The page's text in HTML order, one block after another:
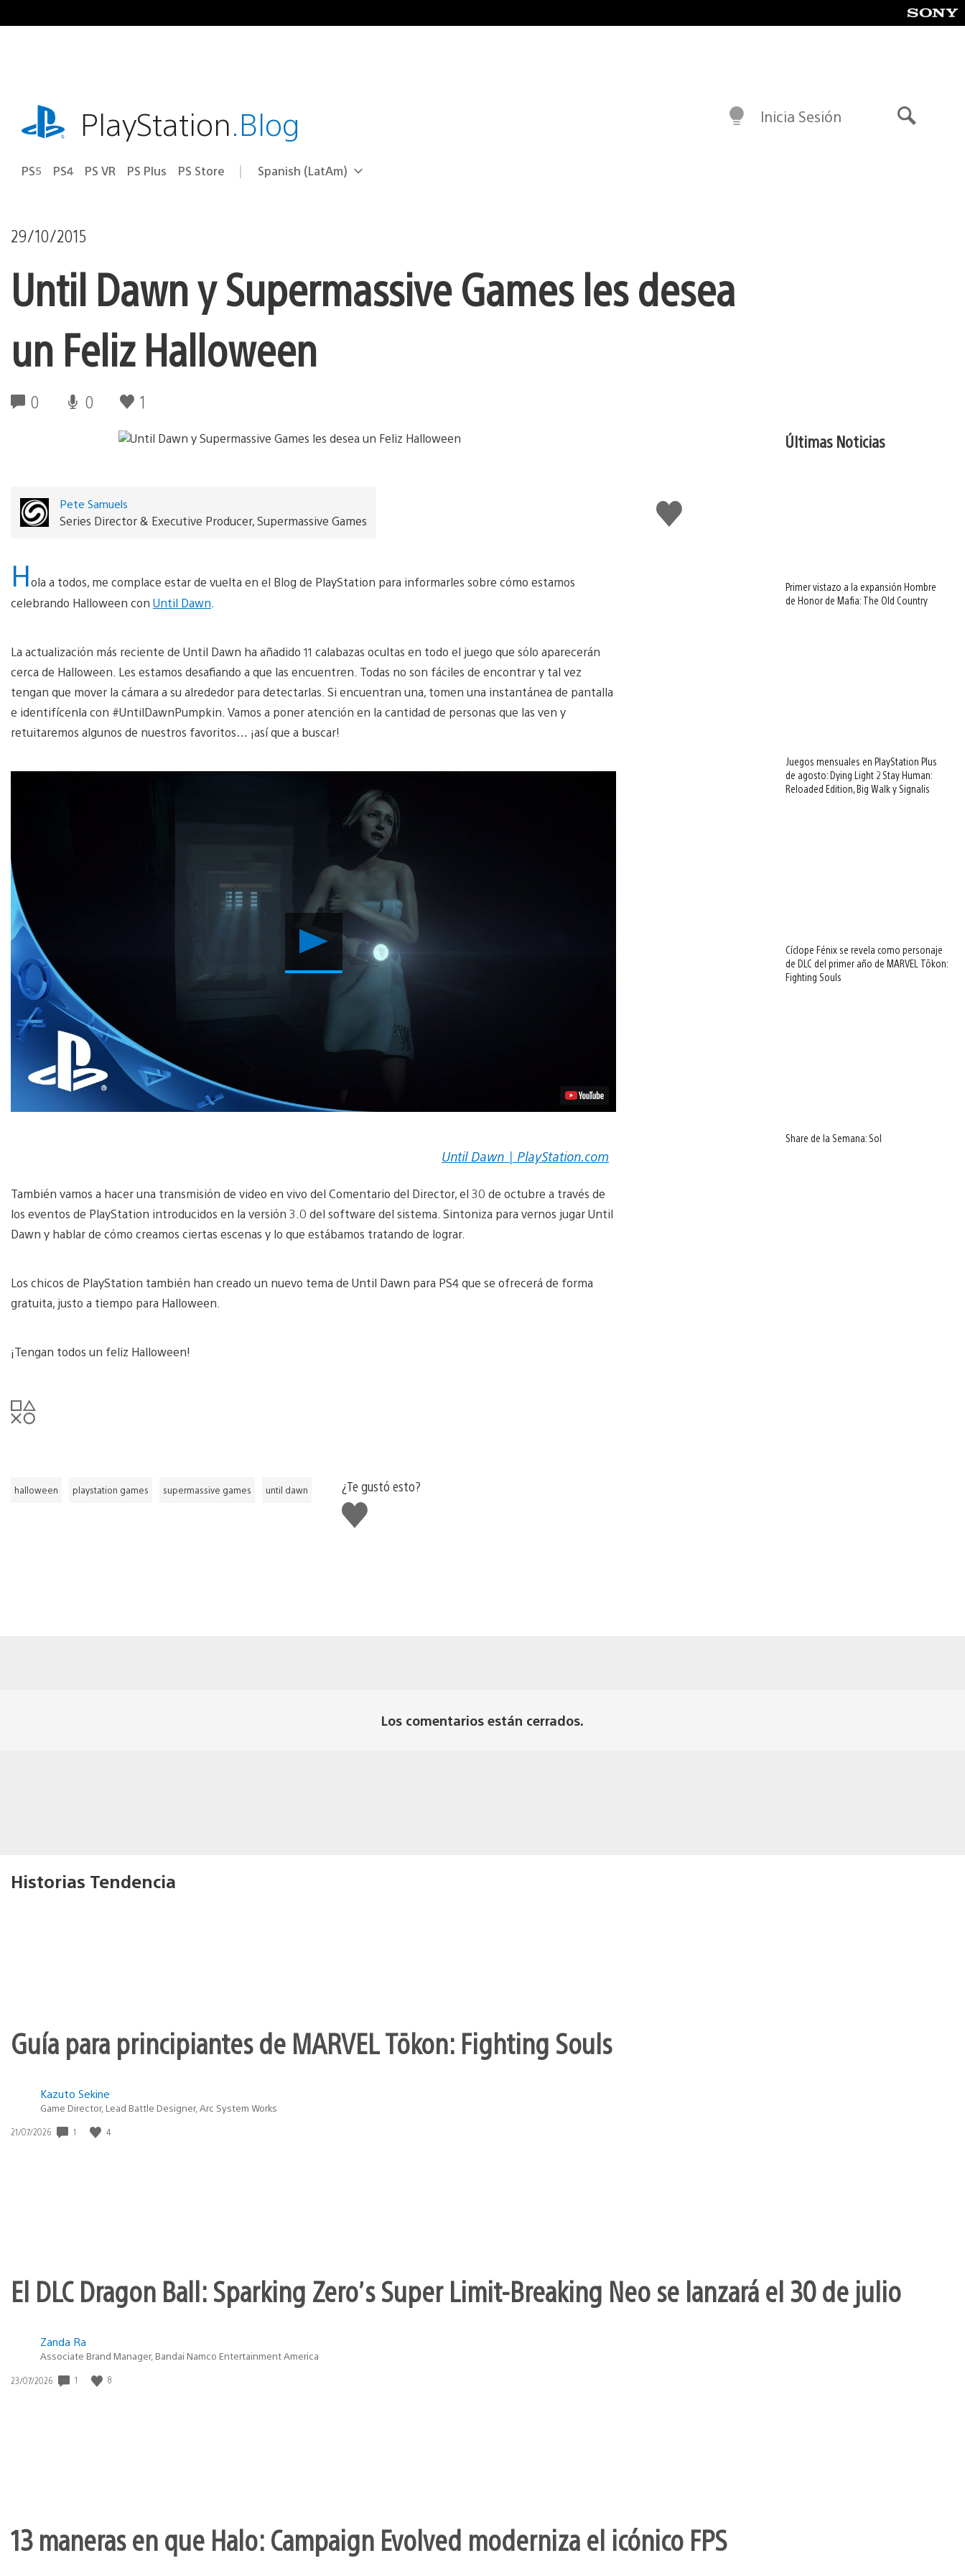
al
playstation.comPlayStation.Blog
PS5 PS4 PS VR PS Plus PS Store Elige
Región
Spanish (LatAm)
Inicia Sesión
29/10/2015
Until Dawn y Supermassive Games les desea
un Feliz Halloween
0 0 1
Me
gusta
Pete Samuels
Series Director & Executive Producer, Supermassive Games
Hola a todos, me complace estar de vuelta en el Blog de PlayStation para informarles sobre cómo estamos
celebrando Halloween con Until Dawn
La actualización más reciente de Until Dawn ha añadido 11 calabazas ocultas en todo el juego que sólo aparecerán
cerca de Halloween. Les estamos desafiando a que las encuentren. Todas no son fáciles de encontrar y tal vez
tengan que mover la cámara a su alrededor para detectarlas. Si encuentran una, tomen una instantánea de pantalla
e identifícenla con #UntilDawnPumpkin. Vamos a poner atención en la cantidad de personas que las ven y
retuitaremos algunos de nuestros favoritos… ¡así que a buscar!
Reproducir
Video
Until Dawn | PlayStation.com
También vamos a hacer una transmisión de video en vivo del Comentario del Director, el 30 de octubre a través de
los eventos de PlayStation introducidos en la versión 3.0 del software del sistema. Sintoniza para vernos jugar Until
Dawn y hablar de cómo creamos ciertas escenas y lo que estábamos tratando de lograr.
Los chicos de PlayStation también han creado un nuevo tema de Until Dawn para PS4 que se ofrecerá de forma
gratuita, justo a tiempo para Halloween.
¡Tengan todos un feliz Halloween!
halloween playstation games supermassive games until dawn
¿Te gustó esto?
Me
gusta
Últimas Noticias
Primer vistazo a la expansión Hombre
de Honor de Mafia: The Old Country
Juegos mensuales en PlayStation Plus
de agosto: Dying Light 2 Stay Human:
Reloaded Edition, Big Walk y Signalis
Cíclope Fénix se revela como personaje
de DLC del primer año de MARVEL Tōkon:
Fighting Souls
Share de la Semana: Sol
Los comentarios están cerrados.
Historias Tendencia
Guía para principiantes de MARVEL Tōkon: Fighting Souls
Kazuto Sekine
Game Director, Lead Battle Designer, Arc System Works
Fecha
21/07/2026 1 4
El DLC Dragon Ball: Sparking Zero’s Super Limit-Breaking Neo se lanzará el 30 de julio
Zanda Ra
Associate Brand Manager, Bandai Namco Entertainment America
Fecha
23/07/2026 1 8
13 maneras en que Halo: Campaign Evolved moderniza el icónico FPS